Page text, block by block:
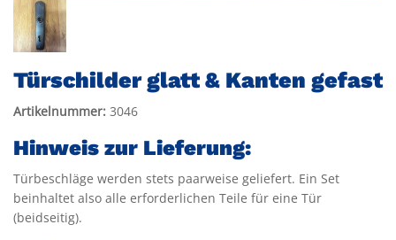
Türschilder glatt & Kanten gefast
Artikelnummer: 3046
Hinweis zur Lieferung:
Türbeschläge werden stets paarweise geliefert. Ein Set
beinhaltet also alle erforderlichen Teile für eine Tür
(beidseitig).